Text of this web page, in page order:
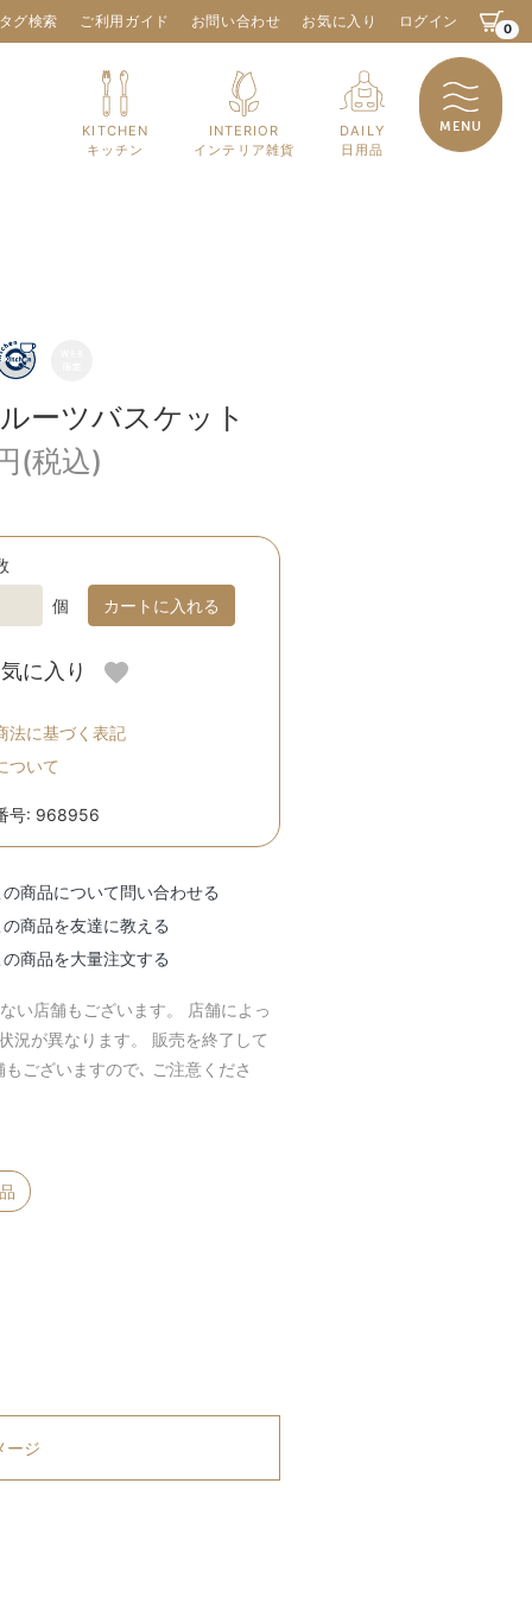
グ検索 ご利用ガイド お問い合わせ お気に入り ログイン 0
KITCHEN
キッチン
INTERIOR
インテリア雑貨
DAILY
日用品
MENU
ーツバスケット
(税込)
個
カートに入れる
に入り
法に基づく表記
ついて
号: 968956
の商品について問い合わせる
の商品を友達に教える
の商品を大量注文する
い店舗もございます。 店舗によっ
況が異なります。 販売を終了して
もございますので､ ご注意くださ
ージ